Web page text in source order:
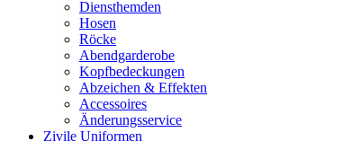
Diensthemden
Hosen
Röcke
Abendgarderobe
Kopfbedeckungen
Abzeichen & Effekten
Accessoires
Änderungsservice
Zivile Uniformen